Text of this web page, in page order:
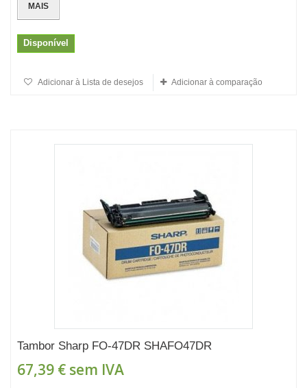
MAIS
Disponível
Adicionar à Lista de desejos Adicionar à comparação
Tambor Sharp FO-47DR SHAFO47DR
67,39 € sem IVA